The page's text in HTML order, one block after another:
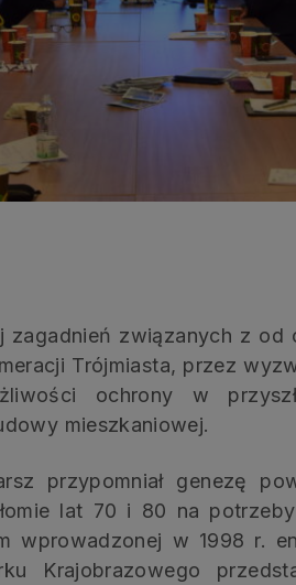
zagadnień związanych z od
Trójmiasta, przez
ochrony w
mieszkaniowej.
przypomniał genezę
lat 70 i 80 na
wprowadzonej w 1998 r.
Krajobrazowego